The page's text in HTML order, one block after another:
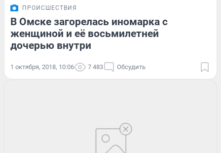
ПРОИСШЕСТВИЯ
В Омске загорелась иномарка с
женщиной и её восьмилетней
дочерью внутри
1 октября, 2018, 10:06 7 483 Обсудить